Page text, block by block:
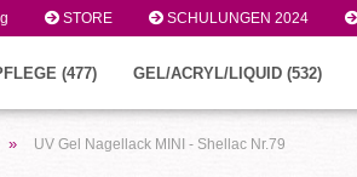
STORE SCHULUNGEN 2024
(477) GEL/ACRYL/LIQUID (532)
» UV Gel Nagellack MINI - Shellac Nr.79